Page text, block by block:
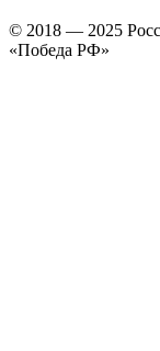
© 2018 — 2025
«Победа РФ»